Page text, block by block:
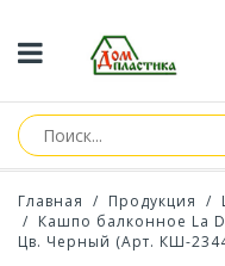
Главная / Продукция /
/ Кашпо балконное La
Цв. Черный (Арт. КШ-